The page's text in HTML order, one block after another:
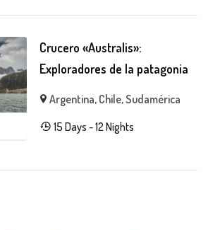
Crucero «Australis»:
Exploradores de la patagonia
Argentina, Chile,Sudamérica
15 Days - 12 Nights